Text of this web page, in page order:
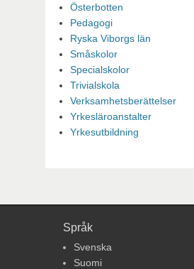
Österbotten
Pedagogi
Ryska Viborgs län
Småskolor
Specialskolor
Trivialskola
Verksamhetsberättelser
Yrkesläroanstalter
Yrkesutbildning
Språk
Svenska
Suomi